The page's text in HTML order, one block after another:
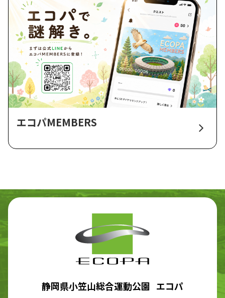
エコパMEMBERS
静岡県小笠山総合運動公園 エコパ